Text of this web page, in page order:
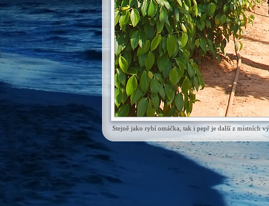
Stejně jako rybí omáčka, tak i pepř je další z místních